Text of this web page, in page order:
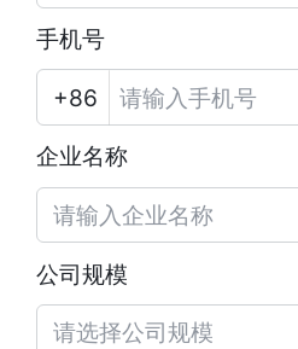
手机号
企业名称
公司规模
请选择公司规模